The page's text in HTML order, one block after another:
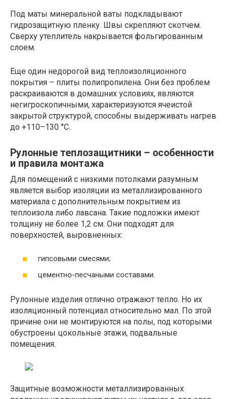
Под маты минеральной ваты подкладывают
гидрозащитную пленку. Швы скрепляют скотчем.
Сверху утеплитель накрывается фольгированным
слоем.
Еще один недорогой вид теплоизоляционного
покрытия – плиты полипропилена. Они без проблем
раскраиваются в домашних условиях, являются
негигроскопичными, характеризуются ячеистой
закрытой структурой, способны выдерживать нагрев
до +110–130 °С.
Рулонные теплозащитники – особенности
и правила монтажа
Для помещений с низкими потолками разумным
является выбор изоляции из металлизированного
материала с дополнительным покрытием из
теплоизола либо лавсана. Такие подложки имеют
толщину не более 1,2 см. Они подходят для
поверхностей, выровненных:
гипсовыми смесями;
цементно-песчаными составами.
Рулонные изделия отлично отражают тепло. Но их
изоляционный потенциал относительно мал. По этой
причине они не монтируются на полы, под которыми
обустроены цокольные этажи, подвальные
помещения.
Защитные возможности металлизированных